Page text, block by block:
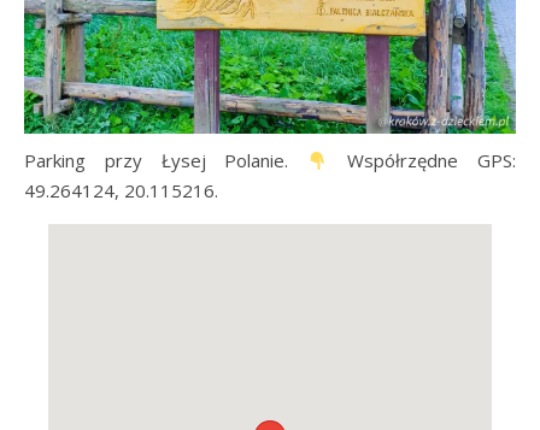
Parking przy Łysej Polanie.
Współrzędne GPS:
49.264124, 20.115216.